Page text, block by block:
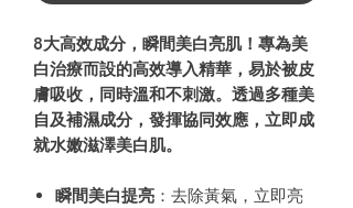
8大高效成分，瞬間美白亮肌！專為美
白治療而設的高效導入精華，易於被皮
膚吸收，同時溫和不刺激。透過多種美
自及補濕成分，發揮協同效應，立即成
就水嫩滋澤美白肌。
瞬間美白提亮 ：去除黃氣，立即亮